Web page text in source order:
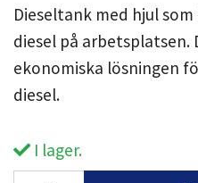
Dieseltank med hjul
diesel på arbetsplatsen.
ekonomiska lösningen
diesel.
I lager.